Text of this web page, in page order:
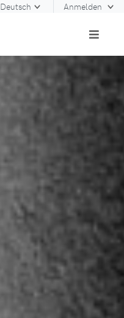
Deutsch Anmelden